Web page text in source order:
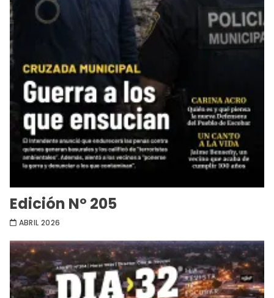
Edición Nº 205
ABRIL 2026